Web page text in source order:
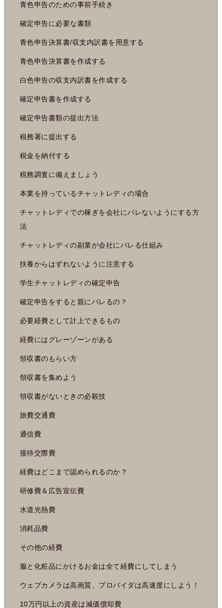
青色申告のための事前手続き
確定申告に必要な書類
青色申告決算書/収支内訳書を用意する
青色申告決算書を作成する
白色申告の収支内訳書を作成する
確定申告書を作成する
確定申告書類の提出方法
税務署に提出する
税金を納付する
税務調査に備えましょう
本業を持っているチャットレディの場合
チャットレディでの稼ぎを会社にバレないようにする方
法
チャットレディの副業が会社にバレる仕組み
扶養からはずれないように注意する
学生チャットレディの確定申告
確定申告をすると親にバレるの？
必要経費として計上できるもの
経費にはグレーゾーンがある
領収書のもらい方
領収書を集めよう
領収書がないときの必殺技
旅費交通費
通信費
接待交際費
経費はどこまで認められるのか？
研修費＆広告宣伝費
水道光熱費
消耗品費
その他の経費
服と化粧品にかけるお金は全て経費にしてしまう
ウェブカメラは高画質、プロバイダは高速度にしよう！
10万円以上の資産は減価償却費